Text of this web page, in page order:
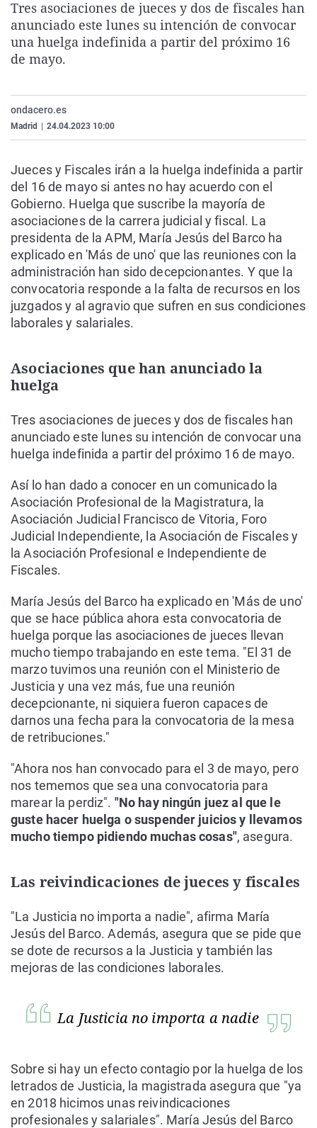
La rosa de los vientos
Gente viajera
Caso
Retornados
Extremadura
Galicia
Virales
Televisión
Tres asociaciones de jueces y dos de fiscales han
anunciado este lunes su intención de convocar
una huelga indefinida a partir del próximo 16
de mayo.
ondacero.es
Madrid 24.04.2023 10:00
Jueces y Fiscales irán a la huelga indefinida a partir
del 16 de mayo si antes no hay acuerdo con el
Gobierno. Huelga que suscribe la mayoría de
asociaciones de la carrera judicial y fiscal. La
presidenta de la APM, María Jesús del Barco ha
explicado en 'Más de uno' que las reuniones con la
administración han sido decepcionantes. Y que la
convocatoria responde a la falta de recursos en los
juzgados y al agravio que sufren en sus condiciones
laborales y salariales.
Asociaciones que han anunciado la
huelga
Tres asociaciones de jueces y dos de fiscales han
anunciado este lunes su intención de convocar una
huelga indefinida a partir del próximo 16 de mayo.
Así lo han dado a conocer en un comunicado la
Asociación Profesional de la Magistratura, la
Asociación Judicial Francisco de Vitoria, Foro
Judicial Independiente, la Asociación de Fiscales y
la Asociación Profesional e Independiente de
Fiscales.
María Jesús del Barco ha explicado en 'Más de uno'
que se hace pública ahora esta convocatoria de
huelga porque las asociaciones de jueces llevan
mucho tiempo trabajando en este tema. "El 31 de
marzo tuvimos una reunión con el Ministerio de
Justicia y una vez más, fue una reunión
decepcionante, ni siquiera fueron capaces de
darnos una fecha para la convocatoria de la mesa
de retribuciones."
"Ahora nos han convocado para el 3 de mayo, pero
nos tememos que sea una convocatoria para
marear la perdiz". "No hay ningún juez al que le
guste hacer huelga o suspender juicios y llevamos
mucho tiempo pidiendo muchas cosas", asegura.
Las reivindicaciones de jueces y fiscales
"La Justicia no importa a nadie", afirma María
Jesús del Barco. Además, asegura que se pide que
se dote de recursos a la Justicia y también las
mejoras de las condiciones laborales.
La Justicia no importa a nadie
Sobre si hay un efecto contagio por la huelga de los
letrados de Justicia, la magistrada asegura que "ya
en 2018 hicimos unas reivindicaciones
profesionales y salariales". María Jesús del Barco